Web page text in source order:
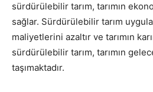
sürdürülebilir tarım, tarımın
sağlar. Sürdürülebilir tarım
maliyetlerini azaltır ve tarımın
sürdürülebilir tarım, tarımın
taşımaktadır.